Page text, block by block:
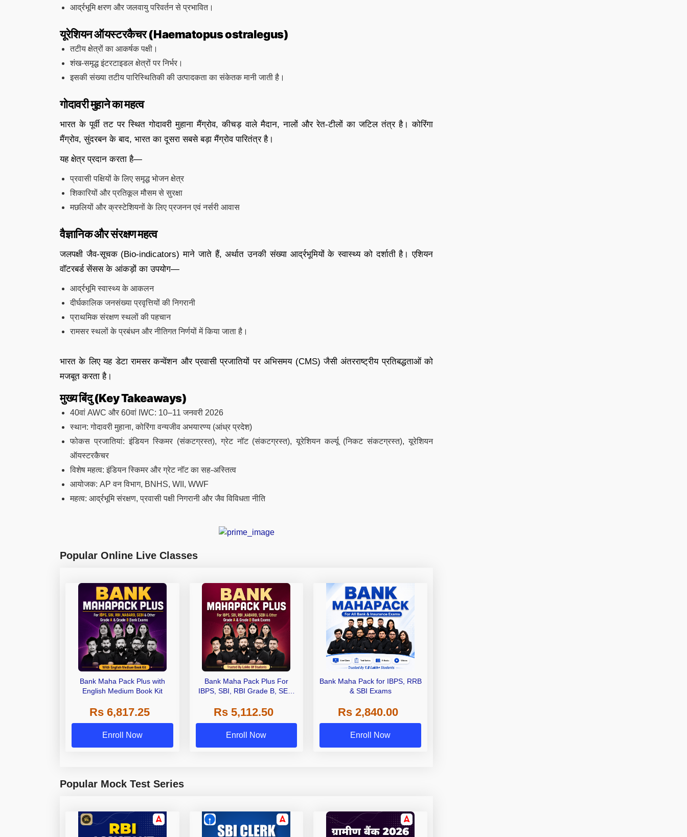
आर्द्रभूमि क्षरण और जलवायु परिवर्तन से प्रभावित।
यूरेशियन ऑयस्टरकैचर (Haematopus ostralegus)
तटीय क्षेत्रों का आकर्षक पक्षी।
शंख-समृद्ध इंटरटाइडल क्षेत्रों पर निर्भर।
इसकी संख्या तटीय पारिस्थितिकी की उत्पादकता का संकेतक मानी जाती है।
गोदावरी मुहाने का महत्व
भारत के पूर्वी तट पर स्थित गोदावरी मुहाना मैंग्रोव, कीचड़ वाले मैदान, नालों और रेत-टीलों का जटिल तंत्र है। कोरिंगा
मैंग्रोव, सुंदरबन के बाद, भारत का दूसरा सबसे बड़ा मैंग्रोव पारितंत्र है।
यह क्षेत्र प्रदान करता है—
प्रवासी पक्षियों के लिए समृद्ध भोजन क्षेत्र
शिकारियों और प्रतिकूल मौसम से सुरक्षा
मछलियों और क्रस्टेशियनों के लिए प्रजनन एवं नर्सरी आवास
वैज्ञानिक और संरक्षण महत्व
जलपक्षी जैव-सूचक (Bio-indicators) माने जाते हैं, अर्थात उनकी संख्या आर्द्रभूमियों के स्वास्थ्य को दर्शाती है। एशियन
वॉटरबर्ड सेंसस के आंकड़ों का उपयोग—
आर्द्रभूमि स्वास्थ्य के आकलन
दीर्घकालिक जनसंख्या प्रवृत्तियों की निगरानी
प्राथमिक संरक्षण स्थलों की पहचान
रामसर स्थलों के प्रबंधन और नीतिगत निर्णयों में किया जाता है।
भारत के लिए यह डेटा रामसर कन्वेंशन और प्रवासी प्रजातियों पर अभिसमय (CMS) जैसी अंतरराष्ट्रीय प्रतिबद्धताओं को
मजबूत करता है।
मुख्य बिंदु (Key Takeaways)
40वां AWC और 60वां IWC: 10–11 जनवरी 2026
स्थान: गोदावरी मुहाना, कोरिंगा वन्यजीव अभयारण्य (आंध्र प्रदेश)
फोकस प्रजातियां: इंडियन स्किमर (संकटग्रस्त), ग्रेट नॉट (संकटग्रस्त), यूरेशियन कर्ल्यू (निकट संकटग्रस्त), यूरेशियन
ऑयस्टरकैचर
विशेष महत्व: इंडियन स्किमर और ग्रेट नॉट का सह-अस्तित्व
आयोजक: AP वन विभाग, BNHS, WII, WWF
महत्व: आर्द्रभूमि संरक्षण, प्रवासी पक्षी निगरानी और जैव विविधता नीति
Popular Online Live Classes
Bank Maha Pack Plus with
English Medium Book Kit
Rs 6,817.25
Enroll Now
Bank Maha Pack Plus For
IBPS, SBI, RBI Grade B, SEBI
Other Grade A & Grade B Bank
Exams
Rs 5,112.50
Enroll Now
Bank Maha Pack for IBPS, RRB
& SBI Exams
Rs 2,840.00
Enroll Now
Popular Mock Test Series